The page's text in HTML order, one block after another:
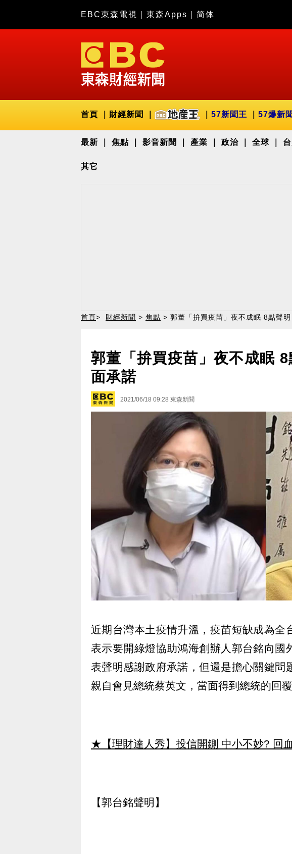
EBC東森電視 東森Apps 简体
首頁 財經新聞 57新聞王 57爆新聞
最新 焦點 影音新聞 產業 政治 全球
其它
首頁> 財經新聞 > 焦點 > 郭董「拚買疫苗」夜不成眠 8點聲
郭董「拚買疫苗」夜不成眠
面承諾
2021/06/18 09:28 東森新聞
近期台灣本土疫情升溫，疫苗短缺成為全
表示要開綠燈協助鴻海創辦人郭台銘向國
表聲明感謝政府承諾，但還是擔心關鍵問
親自會見總統蔡英文，當面得到總統的回覆
★【理財達人秀】投信開鍘 中小不妙? 回
【郭台銘聲明】